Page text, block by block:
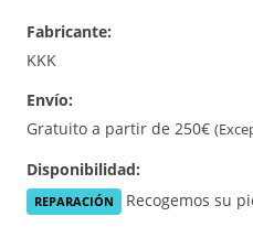
Fabricante:
KKK
Envío:
Gratuito a partir de 250€
Disponibilidad:
REPARACIÓN Recogemos su